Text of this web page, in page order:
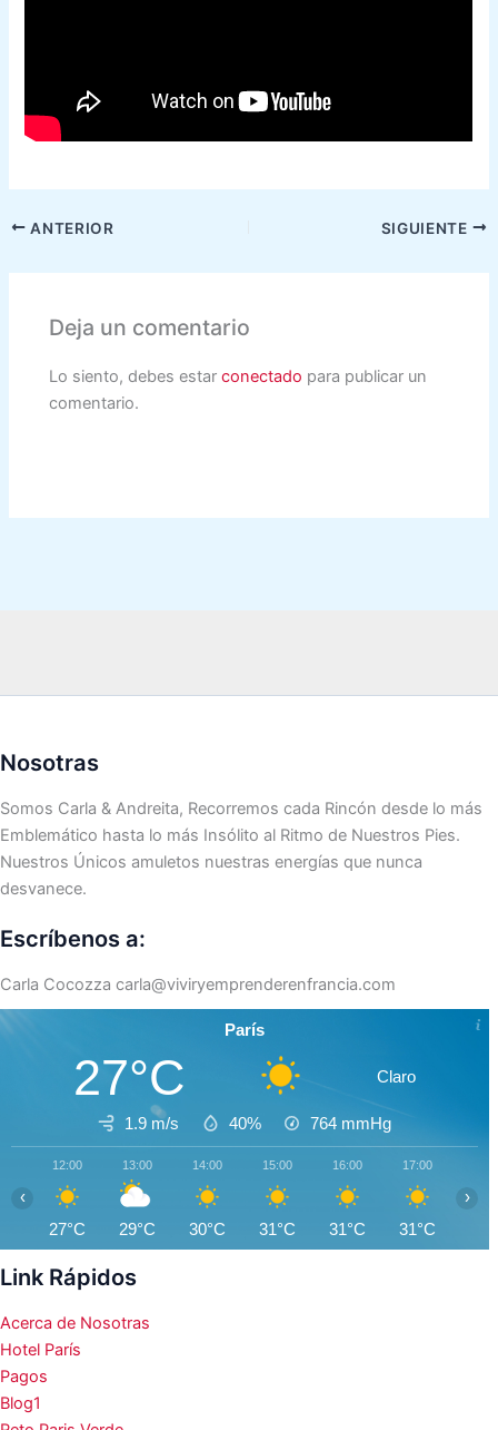
ANTERIOR SIGUIENTE
Deja un comentario
Lo siento, debes estarconectado para publicar un
comentario.
Nosotras
Somos Carla & Andreita, Recorremos cada Rincón desde lo más
Emblemático hasta lo más Insólito al Ritmo de Nuestros Pies.
Nuestros Únicos amuletos nuestras energías que nunca
desvanece.
Escríbenos a:
Carla Cocozza carla@viviryemprenderenfrancia.com
París
27°C Claro
1.9 m/s 40% 764 mmHg
12:00
27°C
13:00
29°C
14:00
30°C
15:00
31°C
16:00
31°C
17:00
31°C
‹ ›
Link Rápidos
Acerca de Nosotras
Hotel París
Pagos
Blog1